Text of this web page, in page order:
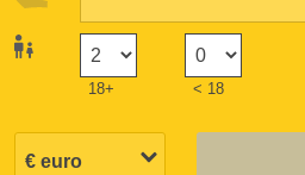
18+ < 18